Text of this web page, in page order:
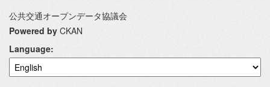
公共交通オープンデータ協議会
Powered by CKAN
Language